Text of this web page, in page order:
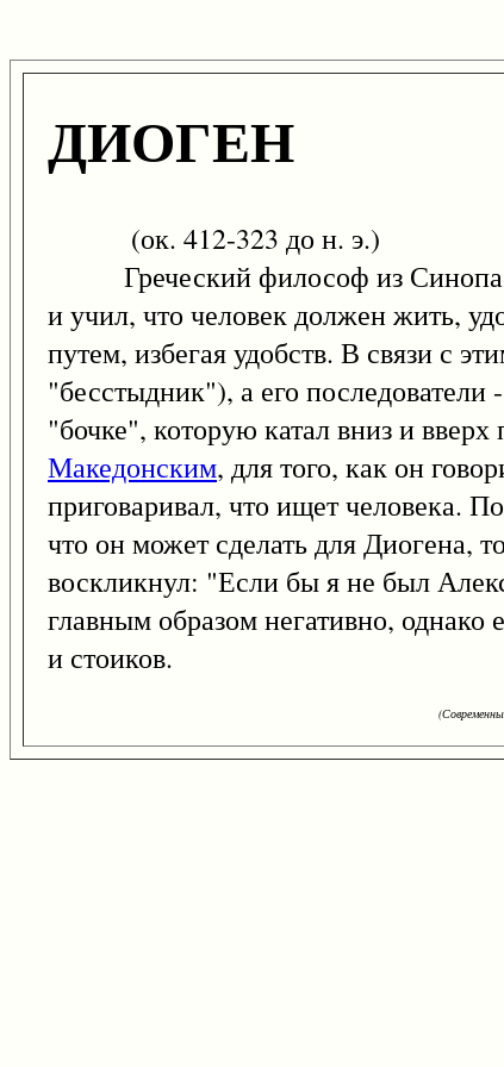
ДИОГЕН
(ок. 412-323 до н. э.)
Греческий философ из Синопа
и учил, что человек должен жить,
путем, избегая удобств. В связи с
"бесстыдник"), а его
"бочке", которую катал вниз и
Македонским, для того, как он
приговаривал, что ищет человека.
что он может сделать для Диогена,
воскликнул: "Если бы я не был
главным образом негативно,
и стоиков.